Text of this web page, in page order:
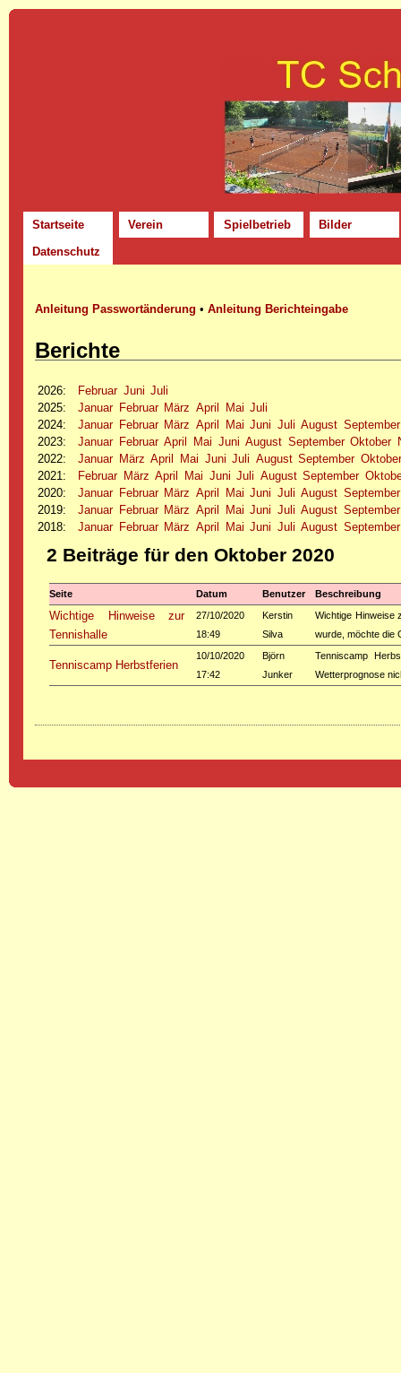
Startseite Verein Spielbetrieb
Bilder
Datenschutz
Anleitung Passwortänderung •Anleitung Berichteingabe
Berichte
2026: Februar Juni Juli
2025: Januar Februar März April Mai Juli
2024: Januar Februar März April Mai Juni Juli August September
2023: Januar Februar April Mai Juni August September Oktober
2022: Januar März April Mai Juni Juli August September
2021: Februar März April Mai Juni Juli August September
2020: Januar Februar März April Mai Juni Juli August September
2019: Januar Februar März April Mai Juni Juli August September
2018: Januar Februar März April Mai Juni Juli August September
2 Beiträge für den Oktober 2020
Seite Datum Benutzer Beschreibung
Wichtige Hinweise zur
Tennishalle
27/10/2020
18:49
Kerstin
Silva
Wichtige Hinweise
wurde, möchte die
Tenniscamp Herbstferien
10/10/2020
17:42
Björn
Junker
Tenniscamp
Wetterprognose